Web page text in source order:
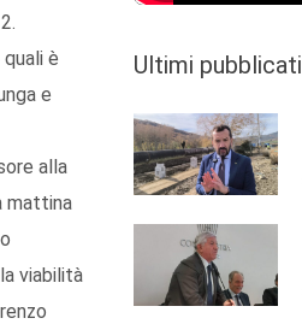
è
e
alla
mattina
viabilità
Ultimi pubblicati